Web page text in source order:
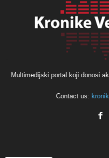
Multimedijski portal koji donosi
Contact us: